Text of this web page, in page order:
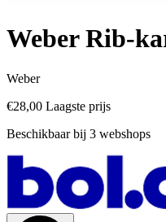
Weber Rib-
Weber
€28,00 Laagste prijs
Beschikbaar bij 3 webshops